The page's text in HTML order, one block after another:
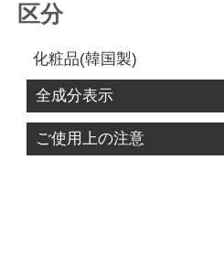
区分
化粧品(韓国製)
全成分表示
ホウケイ酸（Ｃａ／チタン
ケイ酸（Ｃａ／Ａｌ）、ホ
ご使用上の注意